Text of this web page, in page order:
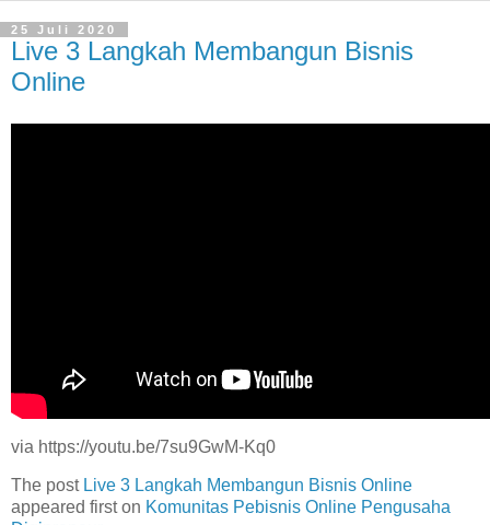
25 Juli 2020
Live 3 Langkah Membangun Bisnis
Online
via https://youtu.be/7su9GwM-Kq0
The post Live 3 Langkah Membangun Bisnis Online
appeared first on Komunitas Pebisnis Online Pengusaha